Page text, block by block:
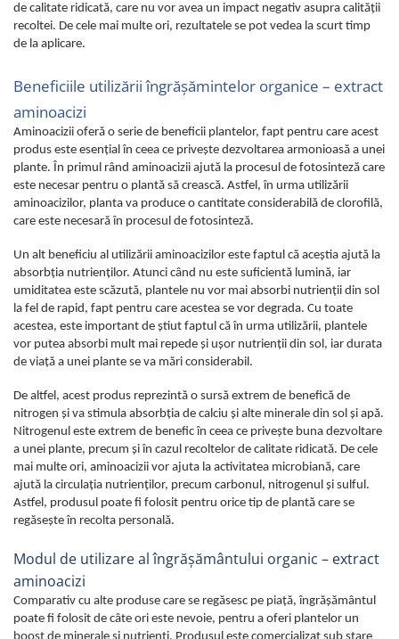
de calitate ridicată, care nu vor avea un impact negativ asupra calităţii
recoltei. De cele mai multe ori, rezultatele se pot vedea la scurt timp
de la aplicare.
Beneficiile utilizării îngrăşămintelor organice – extract
aminoacizi
Aminoacizii oferă o serie de beneficii plantelor, fapt pentru care acest
produs este esenţial în ceea ce priveşte dezvoltarea armonioasă a unei
plante. În primul rând aminoacizii ajută la procesul de fotosinteză care
este necesar pentru o plantă să crească. Astfel, în urma utilizării
aminoacizilor, planta va produce o cantitate considerabilă de clorofilă,
care este necesară în procesul de fotosinteză.
Un alt beneficiu al utilizării aminoacizilor este faptul că aceştia ajută la
absorbţia nutrienţilor. Atunci când nu este suficientă lumină, iar
umiditatea este scăzută, plantele nu vor mai absorbi nutrienţii din sol
la fel de rapid, fapt pentru care acestea se vor degrada. Cu toate
acestea, este important de ştiut faptul că în urma utilizării, plantele
vor putea absorbi mult mai repede şi uşor nutrienţii din sol, iar durata
de viaţă a unei plante se va mări considerabil.
De altfel, acest produs reprezintă o sursă extrem de benefică de
nitrogen şi va stimula absorbţia de calciu şi alte minerale din sol şi apă.
Nitrogenul este extrem de benefic în ceea ce priveşte buna dezvoltare
a unei plante, precum şi în cazul recoltelor de calitate ridicată. De cele
mai multe ori, aminoacizii vor ajuta la activitatea microbiană, care
ajută la circulaţia nutrienţilor, precum carbonul, nitrogenul şi sulful.
Astfel, produsul poate fi folosit pentru orice tip de plantă care se
regăseşte în recolta personală.
Modul de utilizare al îngrăşământului organic – extract
aminoacizi
Comparativ cu alte produse care se regăsesc pe piaţă, îngrăşământul
poate fi folosit de câte ori este nevoie, pentru a oferi plantelor un